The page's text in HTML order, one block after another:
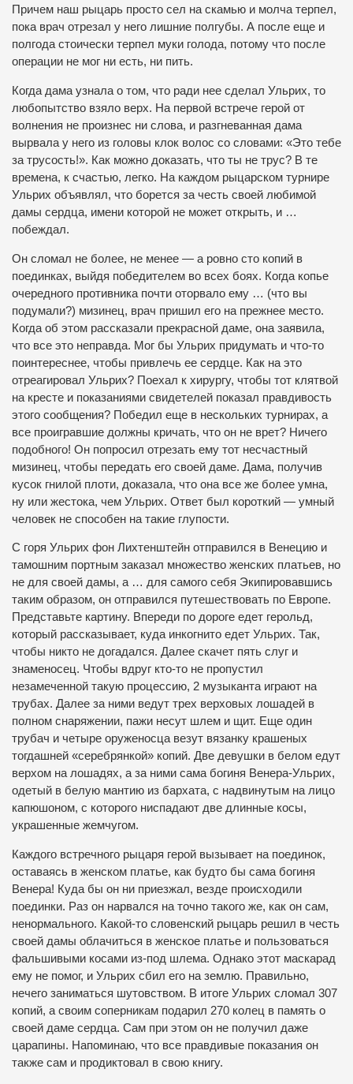
Причем наш рыцарь просто сел на скамью и молча терпел,
пока врач отрезал у него лишние полгубы. А после еще и
полгода стоически терпел муки голода, потому что после
операции не мог ни есть, ни пить.
Когда дама узнала о том, что ради нее сделал Ульрих, то
любопытство взяло верх. На первой встрече герой от
волнения не произнес ни слова, и разгневанная дама
вырвала у него из головы клок волос со словами: «Это тебе
за трусость!». Как можно доказать, что ты не трус? В те
времена, к счастью, легко. На каждом рыцарском турнире
Ульрих объявлял, что борется за честь своей любимой
дамы сердца, имени которой не может открыть, и …
побеждал.
Он сломал не более, не менее — а ровно сто копий в
поединках, выйдя победителем во всех боях. Когда копье
очередного противника почти оторвало ему … (что вы
подумали?) мизинец, врач пришил его на прежнее место.
Когда об этом рассказали прекрасной даме, она заявила,
что все это неправда. Мог бы Ульрих придумать и что-то
поинтереснее, чтобы привлечь ее сердце. Как на это
отреагировал Ульрих? Поехал к хирургу, чтобы тот клятвой
на кресте и показаниями свидетелей показал правдивость
этого сообщения? Победил еще в нескольких турнирах, а
все проигравшие должны кричать, что он не врет? Ничего
подобного! Он попросил отрезать ему тот несчастный
мизинец, чтобы передать его своей даме. Дама, получив
кусок гнилой плоти, доказала, что она все же более умна,
ну или жестока, чем Ульрих. Ответ был короткий — умный
человек не способен на такие глупости.
С горя Ульрих фон Лихтенштейн отправился в Венецию и
тамошним портным заказал множество женских платьев, но
не для своей дамы, а … для самого себя Экипировавшись
таким образом, он отправился путешествовать по Европе.
Представьте картину. Впереди по дороге едет герольд,
который рассказывает, куда инкогнито едет Ульрих. Так,
чтобы никто не догадался. Далее скачет пять слуг и
знаменосец. Чтобы вдруг кто-то не пропустил
незамеченной такую процессию, 2 музыканта играют на
трубах. Далее за ними ведут трех верховых лошадей в
полном снаряжении, пажи несут шлем и щит. Еще один
трубач и четыре оруженосца везут вязанку крашеных
тогдашней «серебрянкой» копий. Две девушки в белом едут
верхом на лошадях, а за ними сама богиня Венера-Ульрих,
одетый в белую мантию из бархата, с надвинутым на лицо
капюшоном, с которого ниспадают две длинные косы,
украшенные жемчугом.
Каждого встречного рыцаря герой вызывает на поединок,
оставаясь в женском платье, как будто бы сама богиня
Венера! Куда бы он ни приезжал, везде происходили
поединки. Раз он нарвался на точно такого же, как он сам,
ненормального. Какой-то словенский рыцарь решил в честь
своей дамы облачиться в женское платье и пользоваться
фальшивыми косами из-под шлема. Однако этот маскарад
ему не помог, и Ульрих сбил его на землю. Правильно,
нечего заниматься шутовством. В итоге Ульрих сломал 307
копий, а своим соперникам подарил 270 колец в память о
своей даме сердца. Сам при этом он не получил даже
царапины. Напоминаю, что все правдивые показания он
также сам и продиктовал в свою книгу.